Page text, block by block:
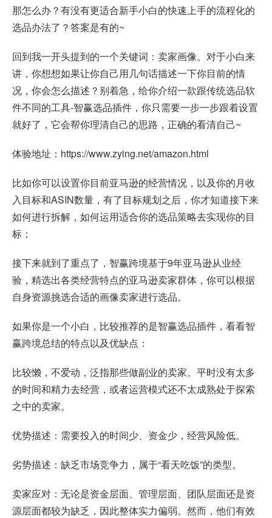
那怎么办？有没有更适合新手小白的快速上手的流程化的
选品办法了？答案是有的~
回到我一开头提到的一个关键词：卖家画像。对于小白来
讲，你想想如果让你自己用几句话描述一下你目前的情
况，你会怎么描述？别着急，给你介绍一款跟传统选品软
件不同的工具-智赢选品插件，你只需要一步一步跟着设置
就好了，它会帮你理清自己的思路，正确的看清自己~
体验地址： https://www.zying.net/amazon.html
比如你可以设置你目前亚马逊的经营情况，以及你的月收
入目标和ASIN数量，有了目标规划之后，你才知道接下来
如何进行拆解，如何运用适合你的选品策略去实现你的目
标；
接下来就到了重点了，智赢跨境基于9年亚马逊从业经
验，精选出各类经营特点的亚马逊卖家群体，你可以根据
自身资源挑选合适的画像卖家进行选品。
如果你是一个小白，比较推荐的是智赢选品插件，看看智
赢跨境总结的特点以及优缺点：
比较懒，不爱动，泛指那些做副业的卖家。平时没有太多
的时间和精力去经营，或者运营模式还不太成熟处于探索
之中的卖家。
优势描述：需要投入的时间少、资金少，经营风险低。
劣势描述：缺乏市场竞争力，属于“看天吃饭”的类型。
卖家应对：无论是资金层面、管理层面、团队层面还是资
源层面都较为缺乏，因此整体实力偏弱。然而，他们有效